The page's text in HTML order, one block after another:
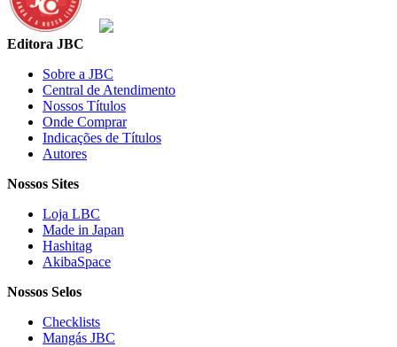
Editora JBC
Sobre a JBC
Central de Atendimento
Nossos Títulos
Onde Comprar
Indicações de Títulos
Autores
Nossos Sites
Loja LBC
Made in Japan
Hashitag
AkibaSpace
Nossos Selos
Checklists
Mangás JBC